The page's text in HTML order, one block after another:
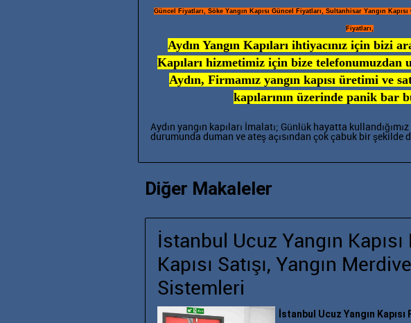
Güncel Fiyatları, Söke Yangın Kapısı Güncel Fiyatları, Sultanhisar Yangın
Fiyatları,
Aydın Yangın Kapıları ihtiyacınız için bizi
Kapıları hizmetimiz için bize telefonumuzdan
Aydın, Firmamız yangın kapısı üretimi ve
kapılarının üzerinde panik bar
Aydın yangın kapıları İmalatı; Günlük hayatta
durumunda duman ve ateş açısından çok çabuk bir şekilde
Diğer Makaleler
İstanbul Ucuz Yangın Kapısı
Kapısı Satışı, Yangın
Sistemleri
İstanbul Ucuz Yangın